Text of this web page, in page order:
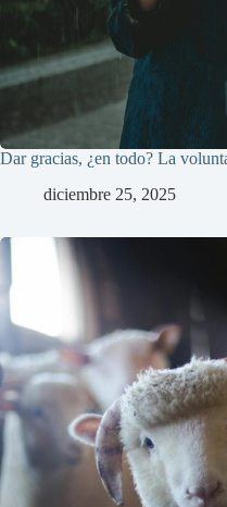
Dar gracias, ¿en todo? La
diciembre 25, 2025